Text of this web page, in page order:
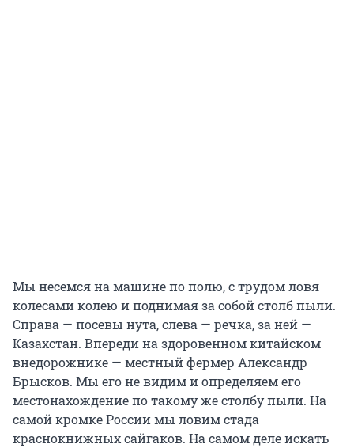
Мы несемся на машине по полю, с трудом ловя
колесами колею и поднимая за собой столб пыли.
Справа — посевы нута, слева — речка, за ней —
Казахстан. Впереди на здоровенном китайском
внедорожнике — местный фермер Александр
Брысков. Мы его не видим и определяем его
местонахождение по такому же столбу пыли. На
самой кромке России мы ловим стада
краснокнижных сайгаков. На самом деле искать